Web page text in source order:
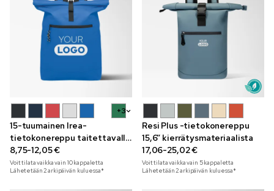
+3
15-tuumainen Irea-
tietokonereppu taitettavalla
suuaukolla
8,75-12,05 €
Voit tilata vaikka vain 10kappaletta
Lähetetään 2 arkipäivän kuluessa*
Resi Plus -tietokonereppu
15,6” kierrätysmateriaalista
17,06-25,02 €
Voit tilata vaikka vain 5kappaletta
Lähetetään 2 arkipäivän kuluessa*